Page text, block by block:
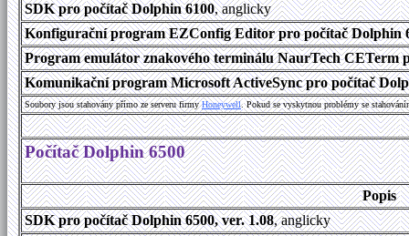
SDK pro počítač Dolphin 6100, anglicky
Konfigurační program EZConfig Editor pro počítač Dolphin
Program emulátor znakového terminálu NaurTech CETerm
Komunikační program Microsoft ActiveSync pro počítač
Soubory jsou stahovány přímo ze serveru firmyHoneywell. Pokud se vyskytnou problémy se
Počítač Dolphin 6500
Popis
SDK pro počítač Dolphin 6500, ver. 1.08, anglicky